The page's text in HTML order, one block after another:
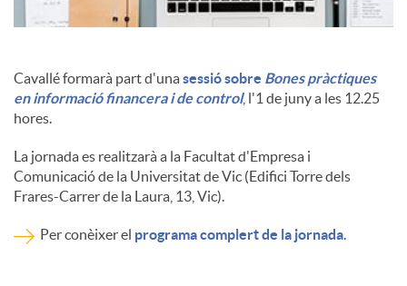
Cavallé formarà part d'unasessió sobre Bones pràctiques
en informació financera i de control, l'1 de juny a les 12.25
hores.
La jornada es realitzarà a la Facultat d'Empresa i
Comunicació de la Universitat de Vic (Edifici Torre dels
Frares-Carrer de la Laura, 13, Vic).
Per conèixer el programa complert de la jornada.